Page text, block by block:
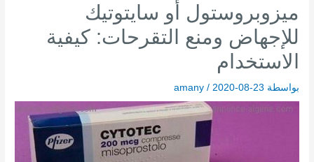
ميزوبروستول أو سايتوتيك
للإجهاض ومنع التقرحات: كيفية
الاستخدام
بواسطة amany / 2020-08-23